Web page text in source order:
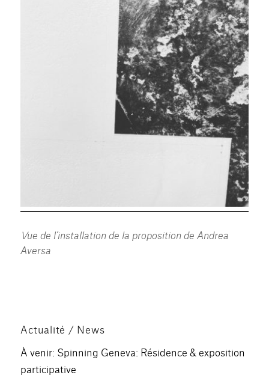
Vue de l’installation de la proposition de Andrea
Aversa
Actualité / News
À venir: Spinning Geneva: Résidence & exposition
participative